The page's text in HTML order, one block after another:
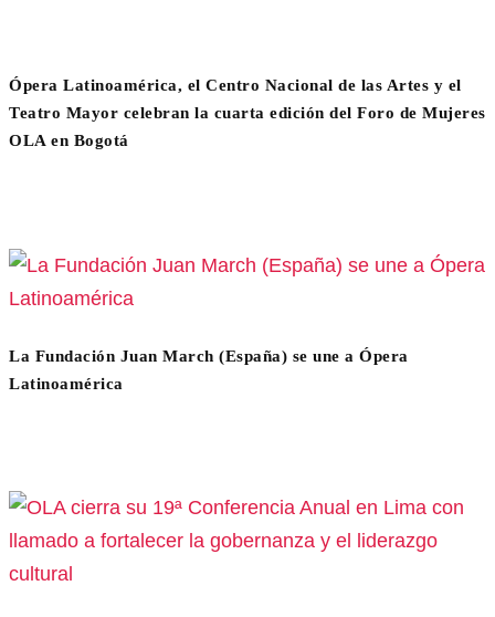
Ópera Latinoamérica, el Centro Nacional de las Artes y el
Teatro Mayor celebran la cuarta edición del Foro de Mujeres
OLA en Bogotá
La Fundación Juan March (España) se une a Ópera
Latinoamérica